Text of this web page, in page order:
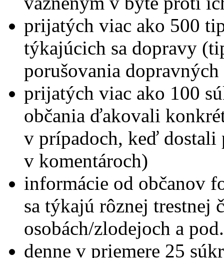
prijatých viac ako 500
týkajúcich sa dopravy
porušovania
prijatých viac ako 100
občania ďakovali
v prípadoch, keď dostali
v komentároch)
informácie od občanov
sa týkajú rôznej trestnej
osobách/zlodejoch a
denne v priemere 25